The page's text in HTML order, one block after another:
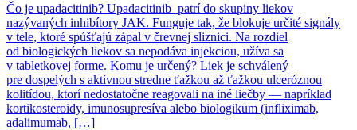
Čo je upadacitinib? Upadacitinib patrí do skupiny liekov
nazývaných inhibítory JAK. Funguje tak, že blokuje určité signály
v tele, ktoré spúšťajú zápal v črevnej sliznici. Na rozdiel
od biologických liekov sa nepodáva injekciou, užíva sa
v tabletkovej forme. Komu je určený? Liek je schválený
pre dospelých s aktívnou stredne ťažkou až ťažkou ulceróznou
kolitídou, ktorí nedostatočne reagovali na iné liečby — napríklad
kortikosteroidy, imunosupresíva alebo biologikum (infliximab,
adalimumab, […]